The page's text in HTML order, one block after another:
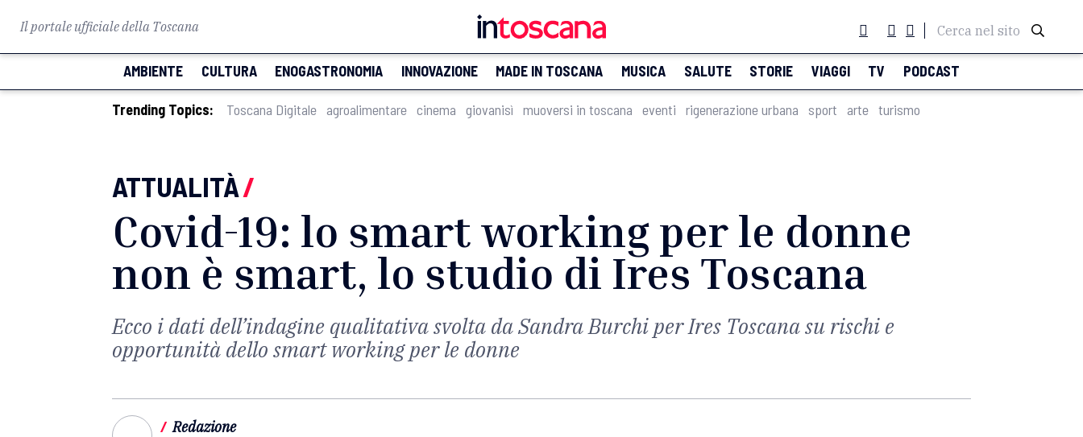
Il portale ufficiale della Toscana Cerca nel sito
AMBIENTE CULTURA ENOGASTRONOMIA INNOVAZIONE MADE IN TOSCANA MUSICA SALUTE STORIE VIAGGI TV PODCAST
Trending Topics: Toscana Digitale agroalimentare cinema giovanisì muoversi in toscana eventi rigenerazione urbana sport arte turismo
ATTUALITÀ/
Covid-19: lo smart working per le donne
non è smart, lo studio di Ires Toscana
Ecco i dati dell’indagine qualitativa svolta da Sandra Burchi per Ires Toscana su rischi e
opportunità dello smart working per le donne
/ Redazione